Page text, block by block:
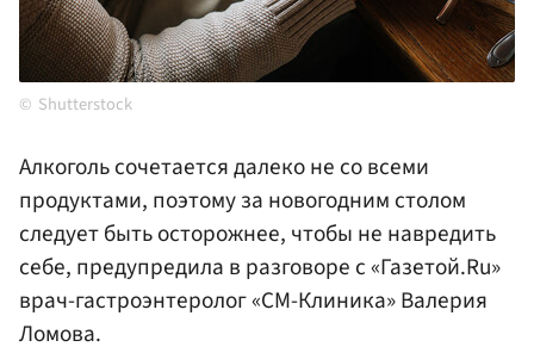
Shutterstock
Алкоголь сочетается далеко не со всеми
продуктами, поэтому за новогодним столом
следует быть осторожнее, чтобы не навредить
себе, предупредила в разговоре с «Газетой.Ru»
врач-гастроэнтеролог «СМ-Клиника» Валерия
Ломова.